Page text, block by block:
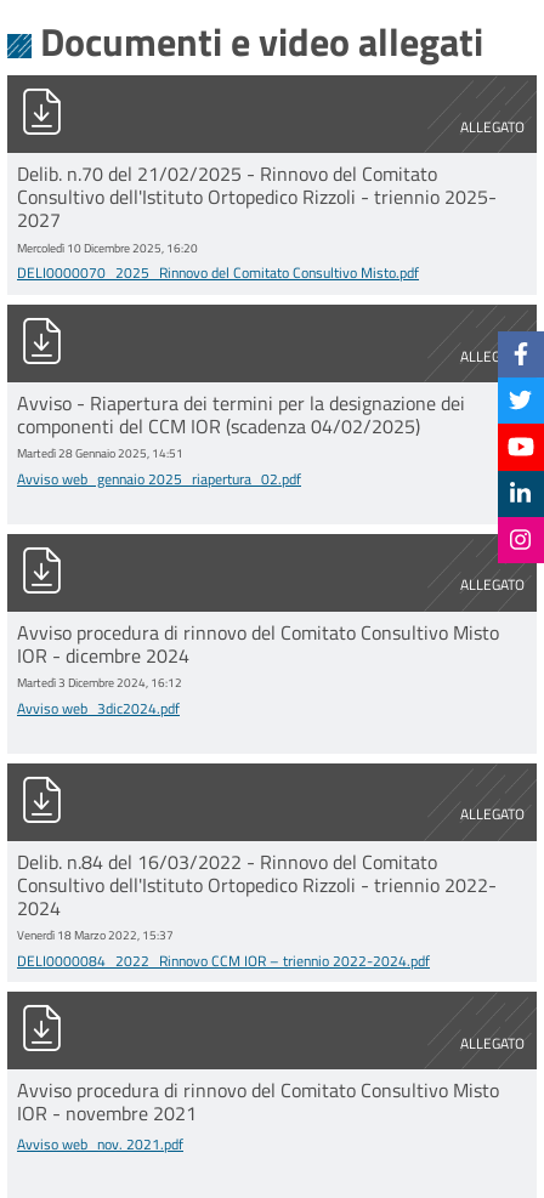
Documenti e video allegati
ALLEGATO
DELI0000070_2025_Rinnovo del Comitato Consultivo
Delib. n.70 del 21/02/2025 - Rinnovo del Comitato
Consultivo dell'Istituto Ortopedico Rizzoli - triennio 2025-
2027
Mercoledì 10 Dicembre 2025, 16:20
DELI0000070_2025_Rinnovo del Comitato Consultivo Misto.pdf
ALLEGATO
Avviso web_gennaio 2025_riapertura_02.pdf
Avviso - Riapertura dei termini per la designazione dei
componenti del CCM IOR (scadenza 04/02/2025)
Martedì 28 Gennaio 2025, 14:51
Avviso web_gennaio 2025_riapertura_02.pdf
ALLEGATO
Avviso web_3dic2024.pdf
Avviso procedura di rinnovo del Comitato Consultivo Misto
IOR - dicembre 2024
Martedì 3 Dicembre 2024, 16:12
Avviso web_3dic2024.pdf
ALLEGATO
DELI0000084_2022_Rinnovo CCM IOR – triennio 2022-
Delib. n.84 del 16/03/2022 - Rinnovo del Comitato
Consultivo dell'Istituto Ortopedico Rizzoli - triennio 2022-
2024
Venerdì 18 Marzo 2022, 15:37
DELI0000084_2022_Rinnovo CCM IOR – triennio 2022-2024.pdf
ALLEGATO
Avviso web_nov. 2021.pdf
Avviso procedura di rinnovo del Comitato Consultivo Misto
IOR - novembre 2021
Avviso web_nov. 2021.pdf